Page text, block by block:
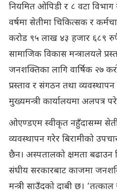
नियमित ओपिडी र ८ वटा
वर्षमा सेतीमा चिकित्सक र
करोड ९५ लाख ४३ हजार ६८९
सामाजिक विकास मन्त्रालयले
जनशक्तिका लागि वार्षिक २७
प्रस्ताव र संगठन तथा
मुख्यमन्त्री कार्यालयमा अलपत्र
ओएण्डएम स्वीकृत नहुँदासम्म
व्यवस्थापन गरेर बिरामीको
छैन। अस्पतालको क्षमता बढाउन
संघीय सरकारबाट काजमा
मन्त्री साउँदको दाबी छ।